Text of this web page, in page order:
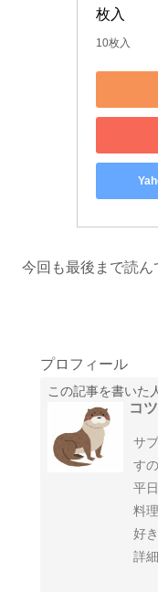
枚入
10枚入
今回も最後まで読ん
プロフィール
この記事を書いた
コ
サ
す
平
料
好
詳